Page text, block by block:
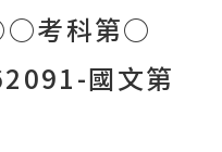
考科第○
國文第